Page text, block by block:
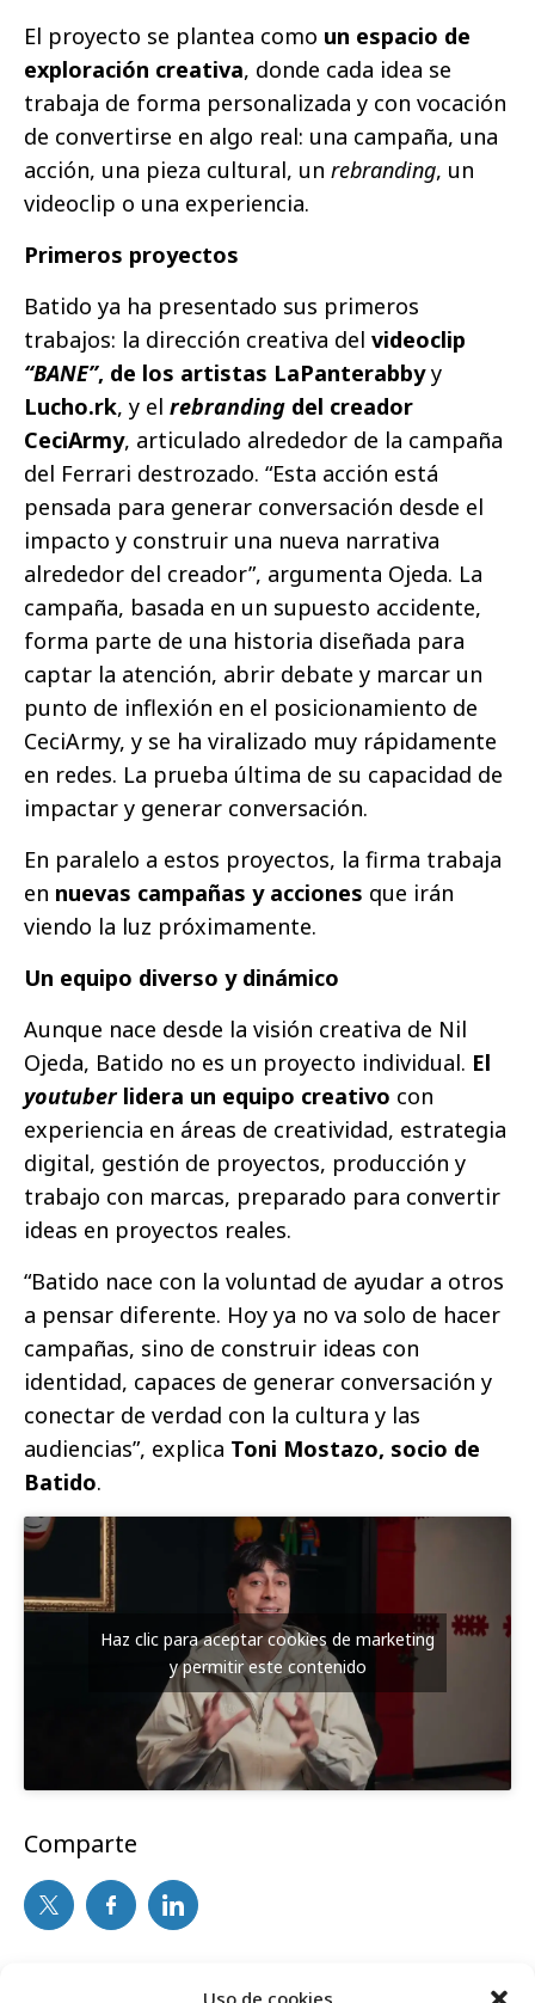
Uso de cookies
El proyecto se plantea como un espacio de
exploración creativa, donde cada idea se
trabaja de forma personalizada y con vocación
de convertirse en algo real: una campaña, una
acción, una pieza cultural, un rebranding, un
videoclip o una experiencia.
Primeros proyectos
Batido ya ha presentado sus primeros
trabajos: la dirección creativa del videoclip
“BANE”, de los artistas LaPanterabbyy
Lucho.rk, y el rebranding del creador
CeciArmy, articulado alrededor de la campaña
del Ferrari destrozado. “Esta acción está
pensada para generar conversación desde el
impacto y construir una nueva narrativa
alrededor del creador”, argumenta Ojeda. La
campaña, basada en un supuesto accidente,
forma parte de una historia diseñada para
captar la atención, abrir debate y marcar un
punto de inflexión en el posicionamiento de
CeciArmy, y se ha viralizado muy rápidamente
en redes. La prueba última de su capacidad de
impactar y generar conversación.
En paralelo a estos proyectos, la firma trabaja
en nuevas campañas y acciones que irán
viendo la luz próximamente.
Un equipo diverso y dinámico
Aunque nace desde la visión creativa de Nil
Ojeda, Batido no es un proyecto individual. El
youtuberlidera un equipo creativo con
experiencia en áreas de creatividad, estrategia
digital, gestión de proyectos, producción y
trabajo con marcas, preparado para convertir
ideas en proyectos reales.
“Batido nace con la voluntad de ayudar a otros
a pensar diferente. Hoy ya no va solo de hacer
campañas, sino de construir ideas con
identidad, capaces de generar conversación y
conectar de verdad con la cultura y las
audiencias”, explica Toni Mostazo, socio de
Batido.
Haz clic para aceptar cookies de marketing
y permitir este contenido
Comparte
Noticias Relacionadas